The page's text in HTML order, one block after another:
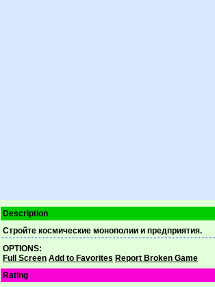
Description
Стройте космические монополии и предприятия.
OPTIONS:
Full Screen Add to Favorites Report Broken Game
Rating